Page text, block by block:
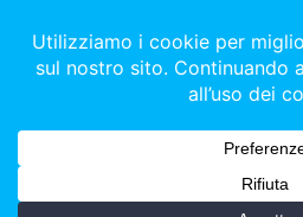
Faq
AssistenzaNews
Società italiana degli Autori ed Editori -